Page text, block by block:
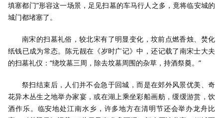
填塞都门”形容这一场景，足见扫墓的车马行人之多，竟将临安城的
城门都堵塞了。
南宋的扫墓礼俗，较北宋有了明显变化，坟前点燃香烛、焚化
纸钱已成为常态。陈元靓在《岁时广记》中，还记载了南宋士大夫
的扫墓礼仪：“绕坟墓三周，除去坟墓周围的杂草，持酒祭奠。”
祭扫结束后，人们并不会急于回城，而是在郊外风景优美、奇
花异木丛生之地举办家宴，或在湖上乘坐彩船画舫，缓缓游赏，饮
酒作乐。临安地处江南水乡，许多地方在清明节还会举办龙舟比